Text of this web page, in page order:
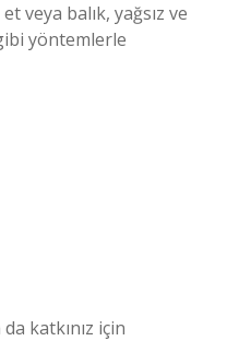
veya balık, yağsız ve
yöntemlerle
katkınız için